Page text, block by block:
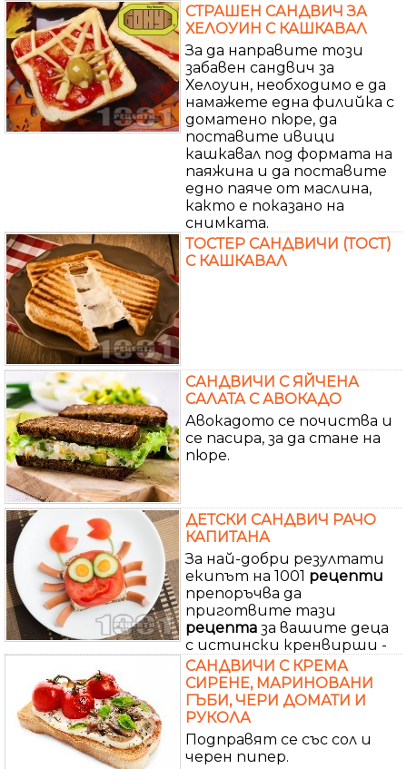
СТРАШЕН САНДВИЧ ЗА
ХЕЛОУИН С КАШКАВАЛ
За да направите този
забавен сандвич за
Хелоуин, необходимо е да
намажете една филийка с
доматено пюре, да
поставите ивици
кашкавал под формата на
паяжина и да поставите
едно паяче от маслина,
както е показано на
снимката.
ТОСТЕР САНДВИЧИ (ТОСТ)
С КАШКАВАЛ
САНДВИЧИ С ЯЙЧЕНА
САЛАТА С АВОКАДО
Авокадото се почиства и
се пасира, за да стане на
пюре.
ДЕТСКИ САНДВИЧ РАЧО
КАПИТАНА
За най-добри резултати
екипът на 1001 рецепти
препоръчва да
приготвите тази
рецепта за вашите деца
с истински кренвирши -
САНДВИЧИ С КРЕМА
СИРЕНЕ, МАРИНОВАНИ
ГЪБИ, ЧЕРИ ДОМАТИ И
РУКОЛА
Подправят се със сол и
черен пипер.